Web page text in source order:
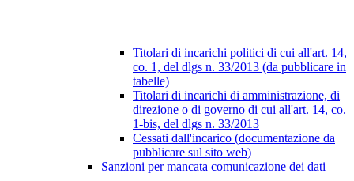
Titolari di incarichi politici di cui all'art. 14,
co. 1, del dlgs n. 33/2013 (da pubblicare in
tabelle)
Titolari di incarichi di amministrazione, di
direzione o di governo di cui all'art. 14, co.
1-bis, del dlgs n. 33/2013
Cessati dall'incarico (documentazione da
pubblicare sul sito web)
Sanzioni per mancata comunicazione dei dati